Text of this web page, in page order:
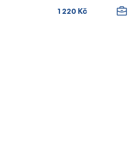
1 220 Kč